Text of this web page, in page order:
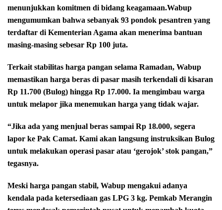
menunjukkan komitmen di bidang keagamaan.Wabup
mengumumkan bahwa sebanyak 93 pondok pesantren yang
terdaftar di Kementerian Agama akan menerima bantuan
masing-masing sebesar Rp 100 juta.
Terkait stabilitas harga pangan selama Ramadan, Wabup
memastikan harga beras di pasar masih terkendali di kisaran
Rp 11.700 (Bulog) hingga Rp 17.000. Ia mengimbau warga
untuk melapor jika menemukan harga yang tidak wajar.
“Jika ada yang menjual beras sampai Rp 18.000, segera
lapor ke Pak Camat. Kami akan langsung instruksikan Bulog
untuk melakukan operasi pasar atau ‘gerojok’ stok pangan,”
tegasnya.
Meski harga pangan stabil, Wabup mengakui adanya
kendala pada ketersediaan gas LPG 3 kg. Pemkab Merangin